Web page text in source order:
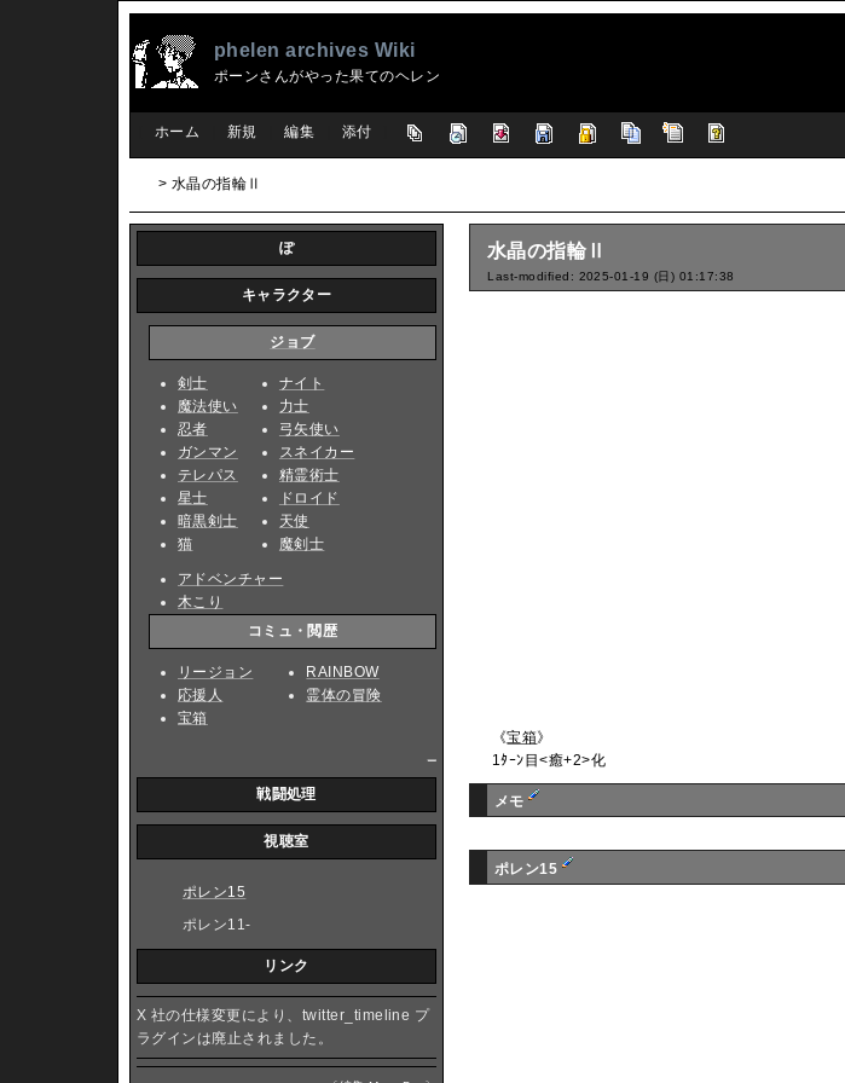
phelen archives Wiki
ポーンさんがやった果てのヘレン
ホーム 新規 編集 添付
> 水晶の指輪Ⅱ
水晶の指輪Ⅱ
Last-modified: 2025-01-19 (日) 01:17:38
《宝箱》
1ﾀｰﾝ目<癒+2>化
メモ
ポレン15
ぽ
キャラクター
ジョブ
剣士
魔法使い
忍者
ガンマン
テレパス
星士
暗黒剣士
猫
ナイト
力士
弓矢使い
スネイカー
精霊術士
ドロイド
天使
魔剣士
アドベンチャー
木こり
コミュ・閲歴
リージョン
応援人
宝箱
RAINBOW
霊体の冒険
戦闘処理
視聴室
ポレン15
ポレン11-
リンク
X 社の仕様変更により、twitter_timeline プ
ラグインは廃止されました。